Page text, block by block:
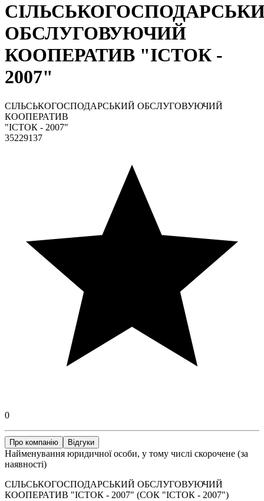
ОБСЛУГОВУЮЧИЙ
КООПЕРАТИВ "ІСТОК -
2007"
СІЛЬСЬКОГОСПОДАРСЬКИЙ ОБСЛУГОВУЮЧИЙ
КООПЕРАТИВ
"ІСТОК - 2007"
35229137
0
Про компанію Відгуки
Найменування юридичної особи, у тому числі скорочене (за
наявності)
СІЛЬСЬКОГОСПОДАРСЬКИЙ ОБСЛУГОВУЮЧИЙ
КООПЕРАТИВ "ІСТОК - 2007" (СОК "ІСТОК - 2007")